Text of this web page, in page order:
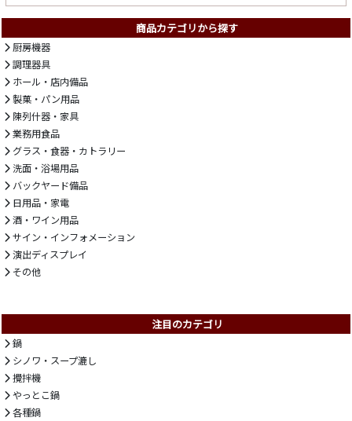
商品カテゴリから探す
厨房機器
調理器具
ホール・店内備品
製菓・パン用品
陳列什器・家具
業務用食品
グラス・食器・カトラリー
洗面・浴場用品
バックヤード備品
日用品・家電
酒・ワイン用品
サイン・インフォメーション
演出ディスプレイ
その他
注目のカテゴリ
鍋
シノワ・スープ漉し
攪拌機
やっとこ鍋
各種鍋